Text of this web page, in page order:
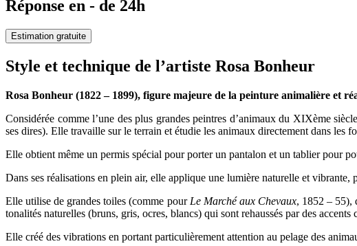
Réponse en - de 24h
Estimation gratuite
Style et technique de l’artiste Rosa Bonheur
Rosa Bonheur (1822 – 1899), figure majeure de la peinture animalière et
Considérée comme l’une des plus grandes peintres d’animaux du XIXème
ses dires). Elle travaille sur le terrain et étudie les animaux directement dans les
Elle obtient même un permis spécial pour porter un pantalon et un tablier pour
Dans ses réalisations en plein air, elle applique une lumière naturelle et
Elle utilise de grandes toiles (comme pour Le Marché aux Chevaux, 1852 – 55),
tonalités naturelles (bruns, gris, ocres, blancs) qui sont rehaussés par des
Elle créé des vibrations en portant particulièrement attention au pelage des